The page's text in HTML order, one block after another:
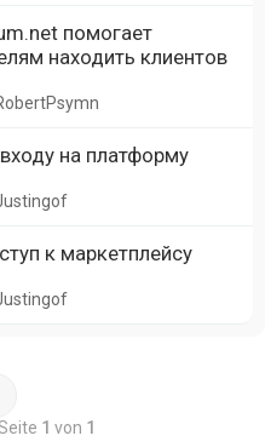
помогает
находить клиентов
на платформу
к маркетплейсу
1 von 1